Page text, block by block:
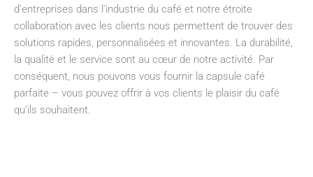
d’entreprises dans l’industrie du café et notre étroite
collaboration avec les clients nous permettent de trouver des
solutions rapides, personnalisées et innovantes. La durabilité,
la qualité et le service sont au cœur de notre activité. Par
conséquent, nous pouvons vous fournir la capsule café
parfaite – vous pouvez offrir à vos clients le plaisir du café
qu’ils souhaitent.